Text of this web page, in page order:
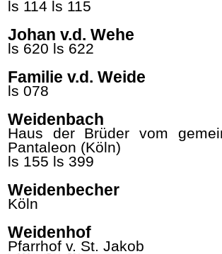
ls 114 ls 115
Johan v.d. Wehe
ls 620 ls 622
Familie v.d. Weide
ls 078
Weidenbach
Haus der Brüder vom
Pantaleon (Köln)
ls 155 ls 399
Weidenbecher
Köln
Weidenhof
Pfarrhof v. St. Jakob